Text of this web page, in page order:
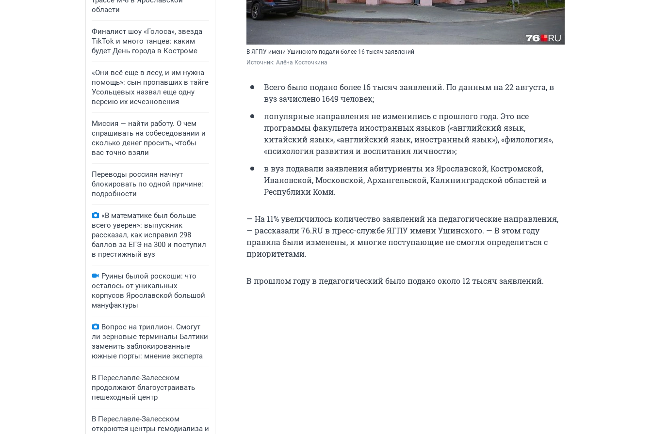
области
Финалист шоу «Голоса», звезда
TikTok и много танцев: каким
будет День города в Костроме
«Они всё еще в лесу, и им нужна
помощь»: сын пропавших в тайге
Усольцевых назвал еще одну
версию их исчезновения
Миссия — найти работу. О чем
спрашивать на собеседовании и
сколько денег просить, чтобы
вас точно взяли
Переводы россиян начнут
блокировать по одной причине:
подробности
«В математике был больше
всего уверен»: выпускник
рассказал, как исправил 298
баллов за ЕГЭ на 300 и поступил
в престижный вуз
Руины былой роскоши: что
осталось от уникальных
корпусов Ярославской большой
мануфактуры
Вопрос на триллион. Смогут
ли зерновые терминалы Балтики
заменить заблокированные
южные порты: мнение эксперта
В Переславле-Залесском
продолжают благоустраивать
пешеходный центр
​​​​В Переславле-Залесском
откроются центры гемодиализа и
В ЯГПУ имени Ушинского подали более 16 тысяч заявлений
Источник: Алёна Косточкина
Всего было подано более 16 тысяч заявлений. По данным на 22 августа, в
вуз зачислено 1649 человек;
популярные направления не изменились с прошлого года. Это все
программы факультета иностранных языков («английский язык,
китайский язык», «английский язык, иностранный язык»), «филология»,
«психология развития и воспитания личности»;
в вуз подавали заявления абитуриенты из Ярославской, Костромской,
Ивановской, Московской, Архангельской, Калининградской областей и
Республики Коми.
— На 11% увеличилось количество заявлений на педагогические направления,
— рассказали 76.RU в пресс-службе ЯГПУ имени Ушинского. — В этом году
правила были изменены, и многие поступающие не смогли определиться с
приоритетами.
В прошлом году в педагогический было подано около 12 тысяч заявлений.